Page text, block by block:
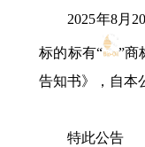
2025年8月20
标的标有“
”商
告知书》，自本
特此公告